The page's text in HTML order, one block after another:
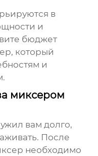
в
и
бюджет
который
и
миксером
вам долго,
После
необходимо